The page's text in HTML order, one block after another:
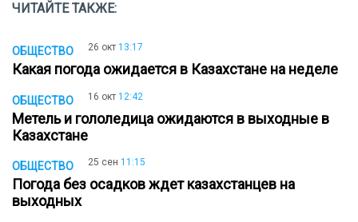
ЧИТАЙТЕ ТАКЖЕ:
ОБЩЕСТВО 26 окт 13:17
Какая погода ожидается в Казахстане на неделе
ОБЩЕСТВО 16 окт 12:42
Метель и гололедица ожидаются в выходные в
Казахстане
ОБЩЕСТВО 25 сен 11:15
Погода без осадков ждет казахстанцев на
выходных